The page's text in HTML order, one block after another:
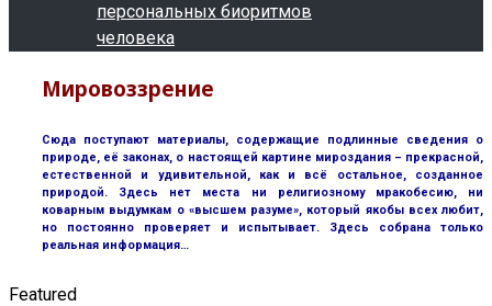
персональных биоритмов
человека
Мировоззрение
Сюда поступают материалы, содержащие подлинные сведения о
природе, её законах, о настоящей картине мироздания – прекрасной,
естественной и удивительной, как и всё остальное, созданное
природой. Здесь нет места ни религиозному мракобесию, ни
коварным выдумкам о «высшем разуме», который якобы всех любит,
но постоянно проверяет и испытывает. Здесь собрана только
реальная информация…
Featured